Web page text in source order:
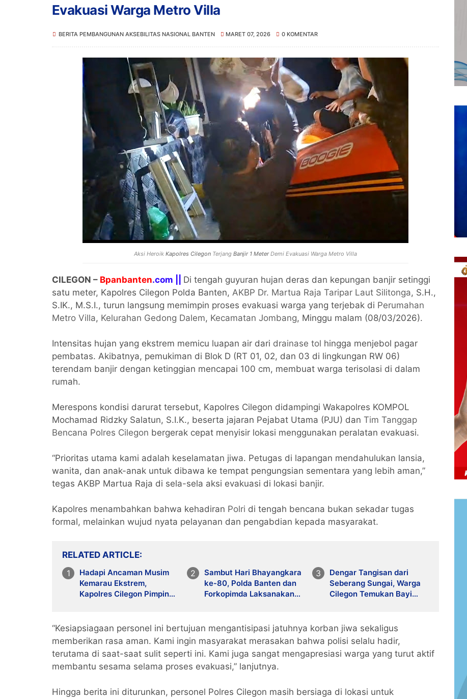
Evakuasi Warga Metro Villa
BERITA PEMBANGUNAN AKSEBILITAS NASIONAL BANTEN MARET 07, 2026 0 KOMENTAR
Aksi Heroik Kapolres CilegonTerjang Banjir 1 MeterDemi Evakuasi Warga Metro Villa
CILEGON – Bpanbanten.com || Di tengah guyuran hujan deras dan kepungan banjir setinggi
satu meter, Kapolres Cilegon Polda Banten, AKBP Dr. Martua Raja Taripar Laut Silitonga, S.H.,
S.IK., M.S.I., turun langsung memimpin proses evakuasi warga yang terjebak di Perumahan
Metro Villa, Kelurahan Gedong Dalem, Kecamatan Jombang, Minggu malam (08/03/2026).
Intensitas hujan yang ekstrem memicu luapan air dari drainase tol hingga menjebol pagar
pembatas. Akibatnya, pemukiman di Blok D (RT 01, 02, dan 03 di lingkungan RW 06)
terendam banjir dengan ketinggian mencapai 100 cm, membuat warga terisolasi di dalam
rumah.
Merespons kondisi darurat tersebut, Kapolres Cilegon didampingi Wakapolres KOMPOL
Mochamad Ridzky Salatun, S.I.K., beserta jajaran Pejabat Utama (PJU) dan Tim Tanggap
Bencana Polres Cilegon bergerak cepat menyisir lokasi menggunakan peralatan evakuasi.
“Prioritas utama kami adalah keselamatan jiwa. Petugas di lapangan mendahulukan lansia,
wanita, dan anak-anak untuk dibawa ke tempat pengungsian sementara yang lebih aman,”
tegas AKBP Martua Raja di sela-sela aksi evakuasi di lokasi banjir.
Kapolres menambahkan bahwa kehadiran Polri di tengah bencana bukan sekadar tugas
formal, melainkan wujud nyata pelayanan dan pengabdian kepada masyarakat.
RELATED ARTICLE
Hadapi Ancaman Musim
Kemarau Ekstrem,
Kapolres Cilegon Pimpin
Forkopimda
Sambut Hari Bhayangkara
ke-80, Polda Banten dan
Forkopimda Laksanakan
Dengar Tangisan dari
Seberang Sungai, Warga
Cilegon Temukan Bayi
“Kesiapsiagaan personel ini bertujuan mengantisipasi jatuhnya korban jiwa sekaligus
memberikan rasa aman. Kami ingin masyarakat merasakan bahwa polisi selalu hadir,
terutama di saat-saat sulit seperti ini. Kami juga sangat mengapresiasi warga yang turut aktif
membantu sesama selama proses evakuasi,” lanjutnya.
Hingga berita ini diturunkan, personel Polres Cilegon masih bersiaga di lokasi untuk